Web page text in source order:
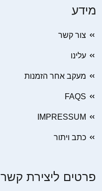
מידע
צור קשר
עלינו
מעקב אחר הזמנות
FAQS
IMPRESSUM
כתב ויתור
פרטים ליצירת קשר